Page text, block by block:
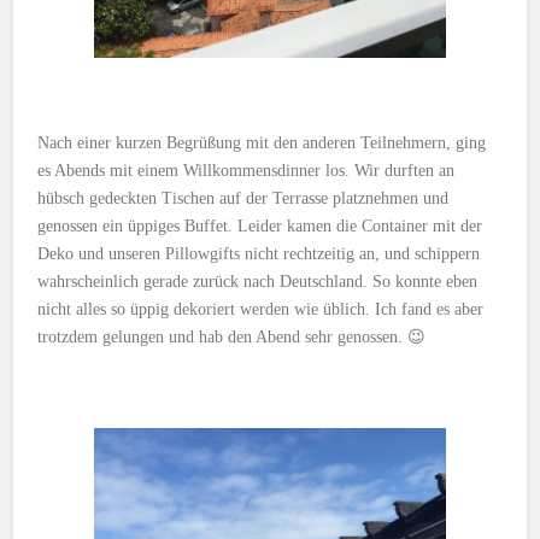
Nach einer kurzen Begrüßung mit den anderen Teilnehmern, ging
es Abends mit einem Willkommensdinner los. Wir durften an
hübsch gedeckten Tischen auf der Terrasse platznehmen und
genossen ein üppiges Buffet. Leider kamen die Container mit der
Deko und unseren Pillowgifts nicht rechtzeitig an, und schippern
wahrscheinlich gerade zurück nach Deutschland. So konnte eben
nicht alles so üppig dekoriert werden wie üblich. Ich fand es aber
trotzdem gelungen und hab den Abend sehr genossen. 😉